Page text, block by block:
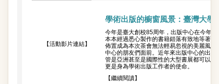
【活動影片連結】
學術出版的櫥窗風景：臺灣大學
今年是臺大創校85周年，出版中心在今年
本本經過悉心製作的書籍錯落有致地等著
佈置成為本次茶會無法輕易忽視的美麗風
中心的朋友們面前。近年來出版中心的出
管是亞洲甚至是國際性的大型書展都可以
更是身為學術出版工作者的使命。
【繼續閱讀】